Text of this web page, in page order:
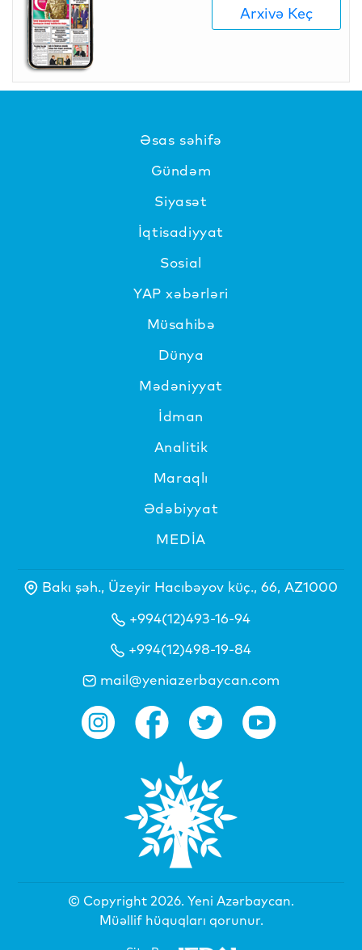
Arxivə Keç
Əsas səhifə
Gündəm
Siyasət
İqtisadiyyat
Sosial
YAP xəbərləri
Müsahibə
Dünya
Mədəniyyat
İdman
Analitik
Maraqlı
Ədəbiyyat
MEDİA
Bakı şəh., Üzeyir Hacıbəyov küç., 66, AZ1000
+994(12)493-16-94
+994(12)498-19-84
mail@yeniazerbaycan.com
© Copyright 2026. Yeni Azərbaycan.
Müəllif hüquqları qorunur.